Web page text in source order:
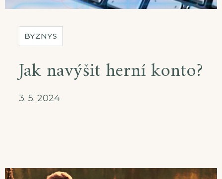
BYZNYS
Jak navýšit herní konto?
3. 5. 2024